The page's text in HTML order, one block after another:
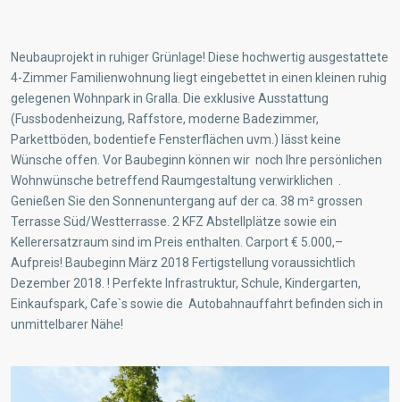
Neubauprojekt in ruhiger Grünlage! Diese hochwertig ausgestattete
4-Zimmer Familienwohnung liegt eingebettet in einen kleinen ruhig
gelegenen Wohnpark in Gralla. Die exklusive Ausstattung
(Fussbodenheizung, Raffstore, moderne Badezimmer,
Parkettböden, bodentiefe Fensterflächen uvm.) lässt keine
Wünsche offen. Vor Baubeginn können wir noch Ihre persönlichen
Wohnwünsche betreffend Raumgestaltung verwirklichen .
Genießen Sie den Sonnenuntergang auf der ca. 38 m² grossen
Terrasse Süd/Westterrasse. 2 KFZ Abstellplätze sowie ein
Kellerersatzraum sind im Preis enthalten. Carport € 5.000,–
Aufpreis! Baubeginn März 2018 Fertigstellung voraussichtlich
Dezember 2018. ! Perfekte Infrastruktur, Schule, Kindergarten,
Einkaufspark, Cafe`s sowie die Autobahnauffahrt befinden sich in
unmittelbarer Nähe!